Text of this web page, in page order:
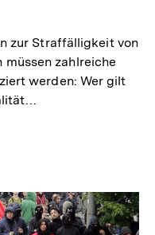
zur Straffälligkeit von
zahlreiche
werden: Wer gilt